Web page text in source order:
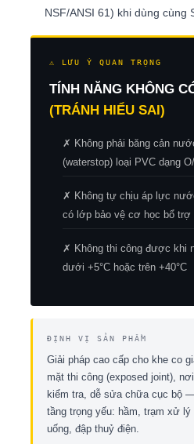
NSF/ANSI 61) khi dùng cùng
⚠ LƯU Ý QUAN TRỌNG
TÍNH NĂNG KHÔNG
(TRÁNH HIỂU SAI)
✗ Không phải băng cản
(waterstop) loại PVC dạng
✗ Không tự chịu áp lực
có lớp bảo vệ cơ học bổ trợ
✗ Không thi công được khi
dưới +5°C hoặc trên +40°C
ĐỊNH VỊ SẢN PHẨM
Giải pháp cao cấp cho khe co
mặt thi công (exposed joint),
kiểm tra, dễ sửa chữa cục bộ
tầng trọng yếu: hầm, trạm xử
uống, đập thuỷ điện.